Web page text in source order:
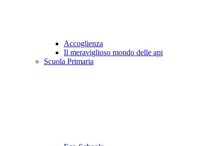
Accoglienza
Il meraviglioso mondo delle api
Scuola Primaria